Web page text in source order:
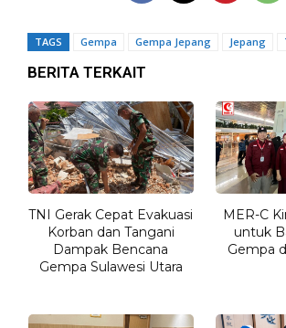
TAGS Gempa Gempa Jepang Jepang
BERITA TERKAIT
TNI Gerak Cepat Evakuasi
Korban dan Tangani
Dampak Bencana
Gempa Sulawesi Utara
MER-C
untuk
Gempa